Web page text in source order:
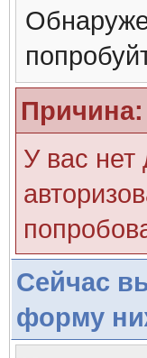
Причина:
У вас нет
Сейчас
форму